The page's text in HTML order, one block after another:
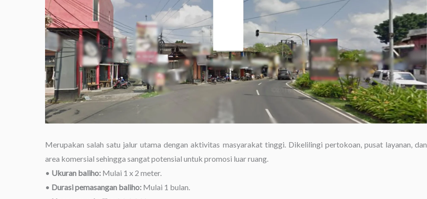
Merupakan salah satu jalur utama dengan aktivitas masyarakat tinggi. Dikelilingi pertokoan, pusat layanan, dan
area komersial sehingga sangat potensial untuk promosi luar ruang.
• Ukuran baliho: Mulai 1 x 2 meter.
• Durasi pemasangan baliho: Mulai 1 bulan.